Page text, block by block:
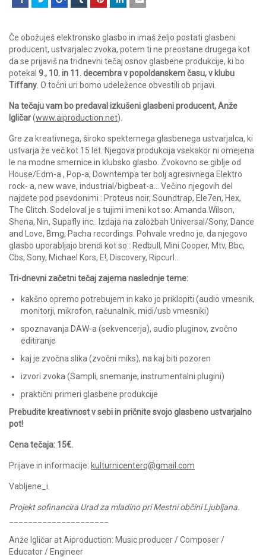
Če obožuješ elektronsko glasbo in imaš željo postati glasbeni
producent, ustvarjalec zvoka, potem ti ne preostane drugega kot
da se prijaviš na tridnevni tečaj osnov glasbene produkcije, ki bo
potekal 9., 10. in 11. decembra v popoldanskem času, v klubu
Tiffany. O točni uri bomo udeležence obvestili ob prijavi.
Na tečaju vam bo predaval izkušeni glasbeni producent, Anže
Igličar(www.aiproduction.net).
Gre za kreativnega, široko spekternega glasbenega ustvarjalca, ki
ustvarja že več kot 15 let. Njegova produkcija vsekakor ni omejena
le na modne smernice in klubsko glasbo. Zvokovno se giblje od
House/Edm-a , Pop-a, Downtempa ter bolj agresivnega Elektro
rock- a, new wave, industrial/bigbeat-a… Večino njegovih del
najdete pod psevdonimi : Proteus noir, Soundtrap, Ele7en, Hex,
The Glitch. Sodeloval je s tujimi imeni kot so: Amanda Wilson,
Shena, Nin, Supafly inc.. Izdaja na založbah Universal/Sony, Dance
and Love, Bmg, Pacha recordings. Pohvale vredno je, da njegovo
glasbo uporabljajo brendi kot so : Redbull, Mini Cooper, Mtv, Bbc,
Cbs, Sony, Michael Kors, E!, Discovery, Ripcurl…
Tri-dnevni začetni tečaj zajema naslednje teme:
kakšno opremo potrebujem in kako jo priklopiti (audio vmesnik,
monitorji, mikrofon, računalnik, midi/usb vmesniki)
spoznavanja DAW-a (sekvencerja), audio pluginov, zvočno
editiranje
kaj je zvočna slika (zvočni miks), na kaj biti pozoren
izvori zvoka (Sampli, snemanje, instrumentalni plugini)
praktični primeri glasbene produkcije
Prebudite kreativnost v sebi in pričnite svojo glasbeno ustvarjalno
pot!
Cena tečaja: 15€.
Prijave in informacije: kulturnicenterq@gmail.com
Vabljene_i.
Projekt sofinancira Urad za mladino pri Mestni občini Ljubljana.
Anže Igličar at Aiproduction: Music producer / Composer /
Educator / Engineer